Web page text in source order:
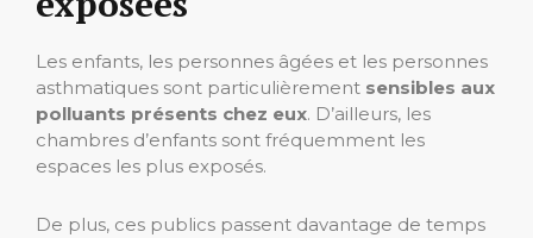
Les enfants, les personnes âgées et les personnes
asthmatiques sont particulièrement sensibles aux
polluants présents chez eux. D’ailleurs, les
chambres d’enfants sont fréquemment les
espaces les plus exposés.
De plus, ces publics passent davantage de temps